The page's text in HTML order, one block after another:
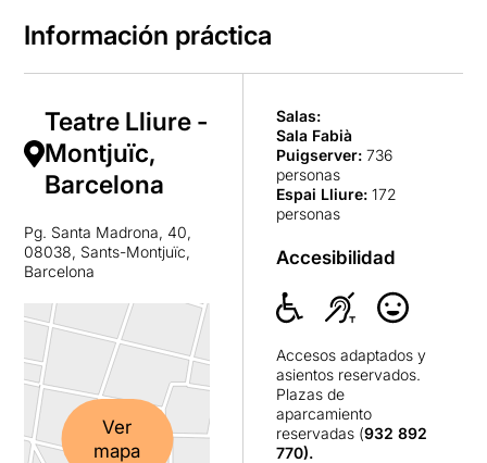
Información práctica
Teatre Lliure -
Montjuïc,
Barcelona
Pg. Santa Madrona, 40,
08038, Sants-Montjuïc,
Barcelona
Ver
mapa
Salas:
Sala Fabià
Puigserver: 736
personas
Espai Lliure: 172
personas
Accesibilidad
Accesos adaptados y
asientos reservados.
Plazas de
aparcamiento
reservadas (932 892
770).